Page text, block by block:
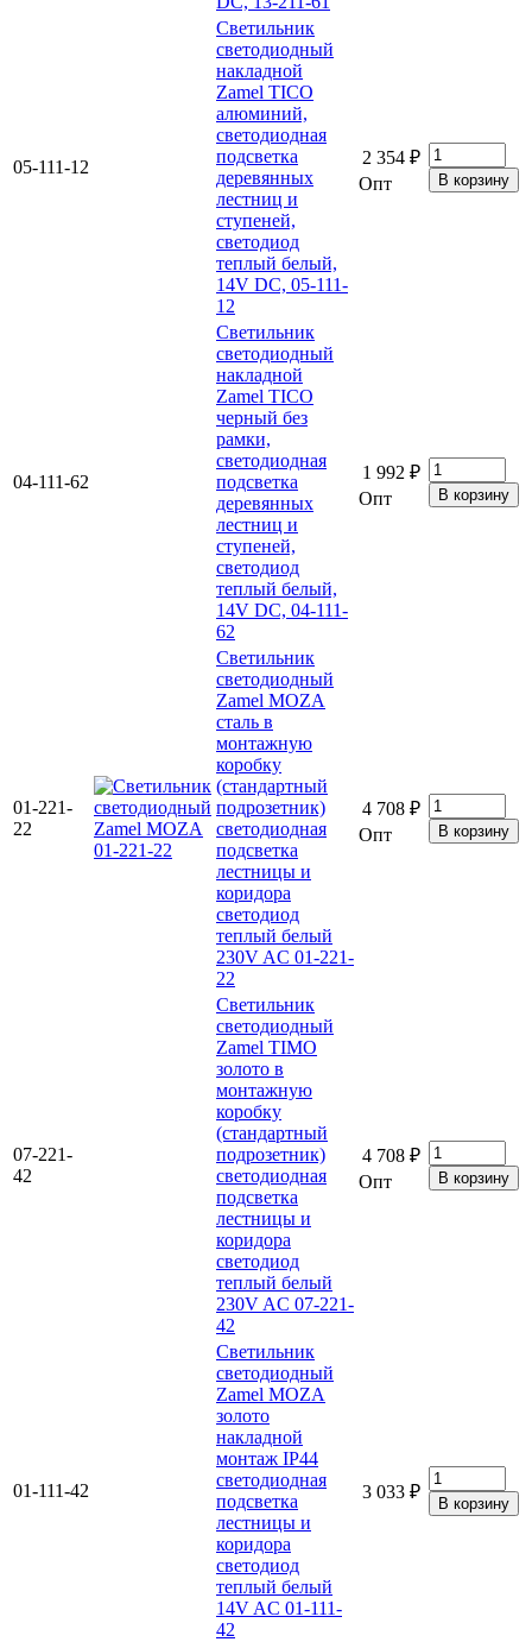
05-111-12
Светильник
светодиодный
накладной
Zamel TICO
алюминий,
светодиодная
подсветка
деревянных
лестниц и
ступеней,
светодиод
теплый белый,
14V DC, 05-111-
12
2 354 ₽
Опт
04-111-62
Светильник
светодиодный
накладной
Zamel TICO
черный без
рамки,
светодиодная
подсветка
деревянных
лестниц и
ступеней,
светодиод
теплый белый,
14V DC, 04-111-
62
1 992 ₽
Опт
01-221-
22
Светильник
светодиодный
Zamel MOZA
сталь в
монтажную
коробку
(стандартный
подрозетник)
светодиодная
подсветка
лестницы и
коридора
светодиод
теплый белый
230V AC 01-221-
22
4 708 ₽
Опт
07-221-
42
Светильник
светодиодный
Zamel TIMO
золото в
монтажную
коробку
(стандартный
подрозетник)
светодиодная
подсветка
лестницы и
коридора
светодиод
теплый белый
230V AC 07-221-
42
4 708 ₽
Опт
01-111-42
Светильник
светодиодный
Zamel MOZA
золото
накладной
монтаж IP44
светодиодная
подсветка
лестницы и
коридора
светодиод
теплый белый
14V AC 01-111-
42
3 033 ₽